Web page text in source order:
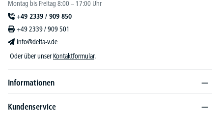
Montag bis Freitag 8:00 – 17:00 Uhr
+49 2339 / 909 850
+49 2339 / 909 501
info@delta-v.de
Oder über unser Kontaktformular.
Informationen
Kundenservice